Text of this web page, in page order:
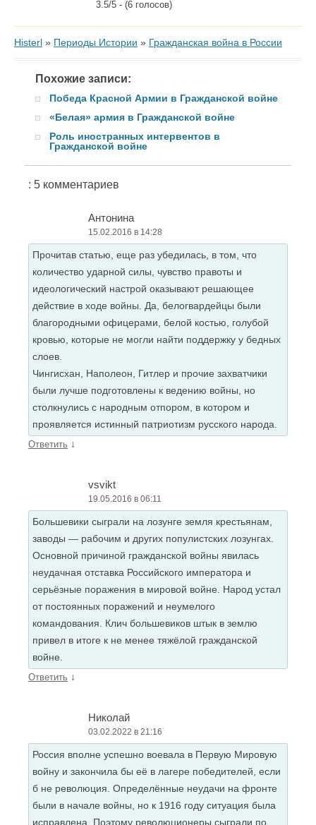
3.5/5 - (6 голосов)
Histerl » Периоды Истории » Гражданская война в России
Похожие записи:
Победа Красной Армии в Гражданской войне
«Белая» армия в Гражданской войне
Роль иностранных интервентов в
Гражданской войне
: 5 комментариев
Антонина
15.02.2016 в 14:28
Прочитав статью, еще раз убедилась, в том, что
количество ударной силы, чувство правоты и
идеологический настрой оказывают решающее
действие в ходе войны. Да, белогвардейцы были
благородными офицерами, белой костью, голубой
кровью, которые не могли найти поддержку у бедных
слоев.
Чингисхан, Наполеон, Гитлер и прочие захватчики
были лучше подготовлены к ведению войны, но
столкнулись с народным отпором, в котором и
проявляется истинный патриотизм русского народа.
Ответить ↓
vsvikt
19.05.2016 в 06:11
Большевики сыграли на лозунге земля крестьянам,
заводы — рабочим и других популистских лозунгах.
Основной причиной гражданской войны явилась
неудачная отставка Российского императора и
серьёзные поражения в мировой войне. Народ устал
от постоянных поражений и неумелого
командования. Клич большевиков штык в землю
привел в итоге к не менее тяжёлой гражданской
войне.
Ответить ↓
Николай
03.02.2022 в 21:16
Россия вполне успешно воевала в Первую Мировую
войну и закончила бы её в лагере победителей, если
б не революция. Определённые неудачи на фронте
были в начале войны, но к 1916 году ситуация была
исправлена. Поэтому революционеры сыграли по